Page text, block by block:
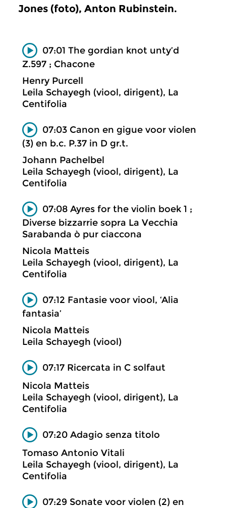
Jones (foto), Anton Rubinstein.
07:01 The gordian knot unty’d
Z.597 ; Chacone
Henry Purcell
Leila Schayegh (viool, dirigent), La
Centifolia
07:03 Canon en gigue voor violen
(3) en b.c. P.37 in D gr.t.
Johann Pachelbel
Leila Schayegh (viool, dirigent), La
Centifolia
07:08 Ayres for the violin boek 1 ;
Diverse bizzarrie sopra La Vecchia
Sarabanda ò pur ciaccona
Nicola Matteis
Leila Schayegh (viool, dirigent), La
Centifolia
07:12 Fantasie voor viool, ‘Alia
fantasia’
Nicola Matteis
Leila Schayegh (viool)
07:17 Ricercata in C solfaut
Nicola Matteis
Leila Schayegh (viool, dirigent), La
Centifolia
07:20 Adagio senza titolo
Tomaso Antonio Vitali
Leila Schayegh (viool, dirigent), La
Centifolia
07:29 Sonate voor violen (2) en